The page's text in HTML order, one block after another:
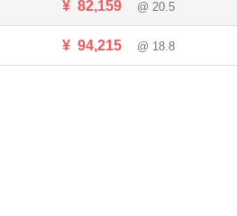
¥ 82,159 @ 20.5
¥ 94,215 @ 18.8